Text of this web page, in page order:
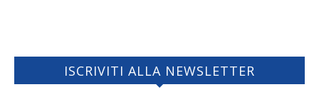
ISCRIVITI ALLA NEWSLETTER